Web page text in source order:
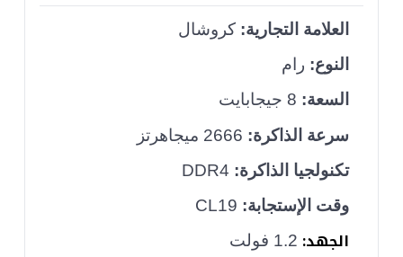
العلامة التجارية: كروشال
النوع: رام
السعة:
سرعة الذاكرة:
تكنولجيا الذاكرة: DDR4
وقت الإستجابة: CL19
الجهد: 1.2 فولت